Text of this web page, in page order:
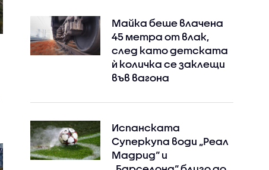
Майка беше влачена
45 метра от влак,
след като детската
ѝ количка се заклещи
във вагона
Испанската
Суперкупа води „Реал
Мадрид“ и